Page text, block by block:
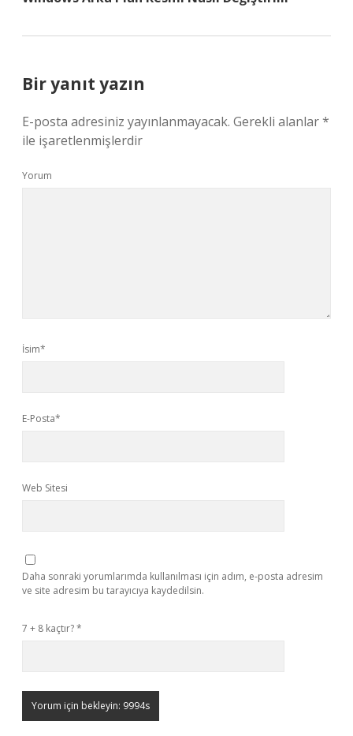
Bir yanıt yazın
E-posta adresiniz yayınlanmayacak. Gerekli alanlar*
ile işaretlenmişlerdir
Yorum
İsim*
E-Posta*
Web Sitesi
Daha sonraki yorumlarımda kullanılması için adım, e-posta adresim
ve site adresim bu tarayıcıya kaydedilsin.
7 + 8 kaçtır?*